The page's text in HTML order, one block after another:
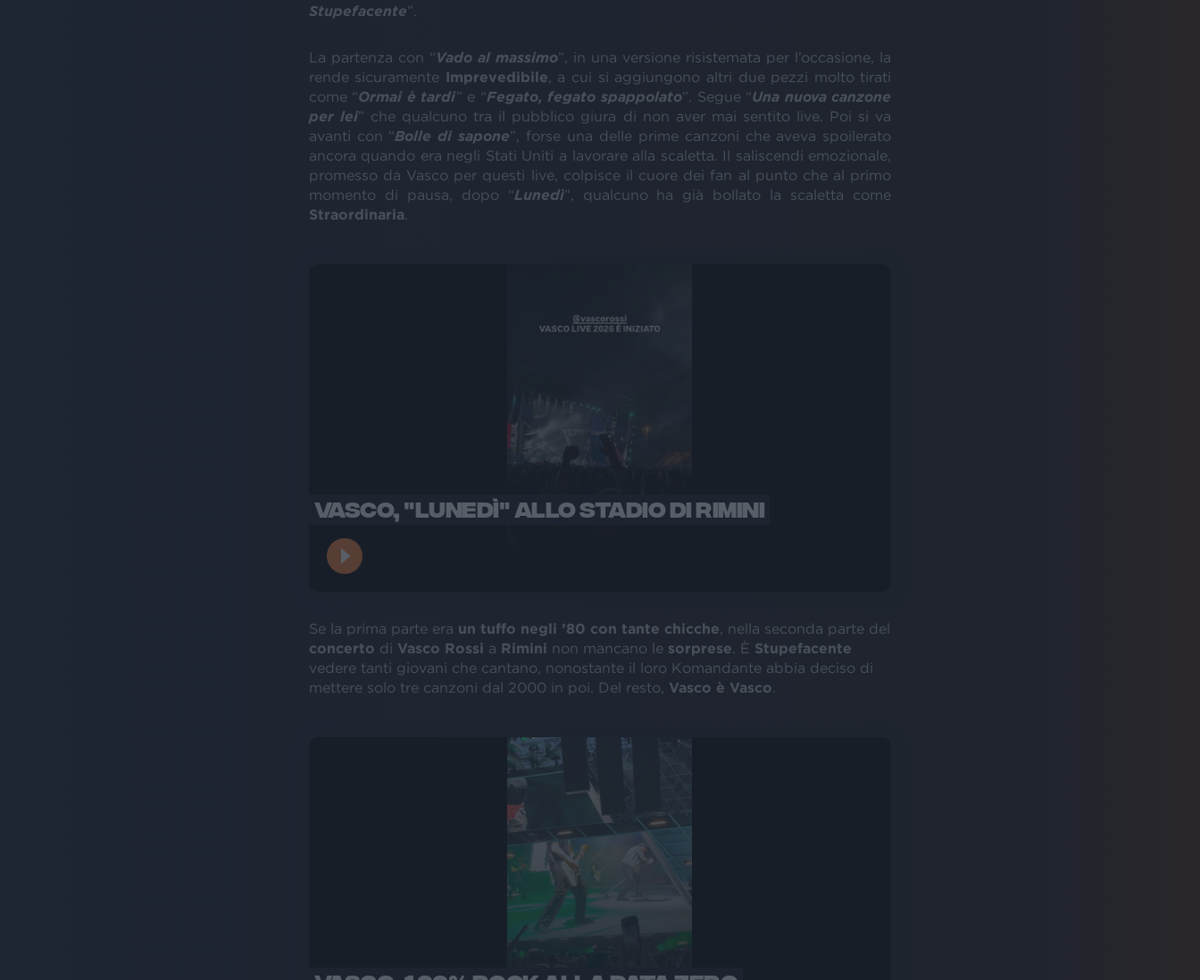
Stupefacente”.
La partenza con “Vado al massimo”, in una versione risistemata per l’occasione, la
rende sicuramente Imprevedibile , a cui si aggiungono altri due pezzi molto tirati
come “Ormai è tardi” e “Fegato, fegato spappolato”. Segue “Una nuova canzone
per lei” che qualcuno tra il pubblico giura di non aver mai sentito live. Poi si va
avanti con “Bolle di sapone”, forse una delle prime canzoni che aveva spoilerato
ancora quando era negli Stati Uniti a lavorare alla scaletta. Il saliscendi emozionale,
promesso da Vasco per questi live, colpisce il cuore dei fan al punto che al primo
momento di pausa, dopo “Lunedì”, qualcuno ha già bollato la scaletta come
Straordinaria
VASCO, "LUNEDÌ" ALLO STADIO DI RIMINI
Se la prima parte era un tuffo negli ’80 con tante chicche , nella seconda parte del
concerto di Vasco Rossi a Rimini non mancano le sorprese . È Stupefacente
vedere tanti giovani che cantano, nonostante il loro Komandante abbia deciso di
mettere solo tre canzoni dal 2000 in poi. Del resto,
Vasco è Vasco